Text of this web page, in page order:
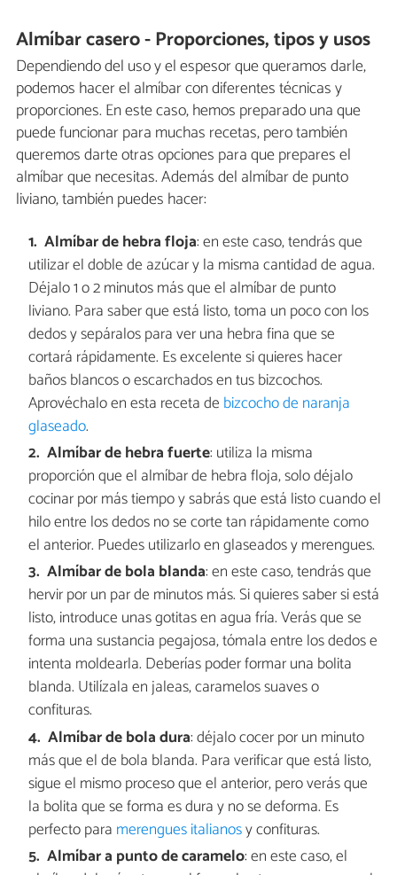
Almíbar casero - Proporciones, tipos y usos
Dependiendo del uso y el espesor que queramos darle,
podemos hacer el almíbar con diferentes técnicas y
proporciones. En este caso, hemos preparado una que
puede funcionar para muchas recetas, pero también
queremos darte otras opciones para que prepares el
almíbar que necesitas. Además del almíbar de punto
liviano, también puedes hacer:
Almíbar de hebra floja: en este caso, tendrás que
utilizar el doble de azúcar y la misma cantidad de agua.
Déjalo 1 o 2 minutos más que el almíbar de punto
liviano. Para saber que está listo, toma un poco con los
dedos y sepáralos para ver una hebra fina que se
cortará rápidamente. Es excelente si quieres hacer
baños blancos o escarchados en tus bizcochos.
Aprovéchalo en esta receta de bizcocho de naranja
glaseado.
Almíbar de hebra fuerte: utiliza la misma
proporción que el almíbar de hebra floja, solo déjalo
cocinar por más tiempo y sabrás que está listo cuando el
hilo entre los dedos no se corte tan rápidamente como
el anterior. Puedes utilizarlo en glaseados y merengues.
Almíbar de bola blanda: en este caso, tendrás que
hervir por un par de minutos más. Si quieres saber si está
listo, introduce unas gotitas en agua fría. Verás que se
forma una sustancia pegajosa, tómala entre los dedos e
intenta moldearla. Deberías poder formar una bolita
blanda. Utilízala en jaleas, caramelos suaves o
confituras.
Almíbar de bola dura: déjalo cocer por un minuto
más que el de bola blanda. Para verificar que está listo,
sigue el mismo proceso que el anterior, pero verás que
la bolita que se forma es dura y no se deforma. Es
perfecto para merengues italianosy confituras.
Almíbar a punto de caramelo: en este caso, el